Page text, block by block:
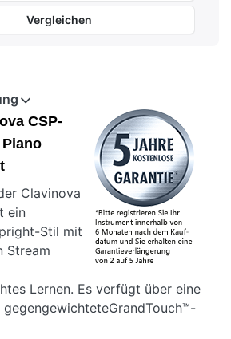
Vergleichen
CSP-
Piano
Clavinova
ein
Stil mit
Stream
Lernen. Es verfügt über eine